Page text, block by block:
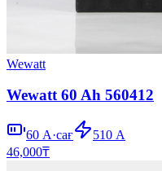
Wewatt
Wewatt 60 Ah 560412
60 А·сағ 510 А
46,000₸